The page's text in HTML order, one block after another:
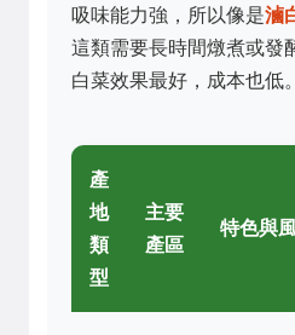
吸味能力強，所以像是滷
這類需要長時間燉煮或發
白菜效果最好，成本也低。
產
地
類
型
主要
產區
特色與